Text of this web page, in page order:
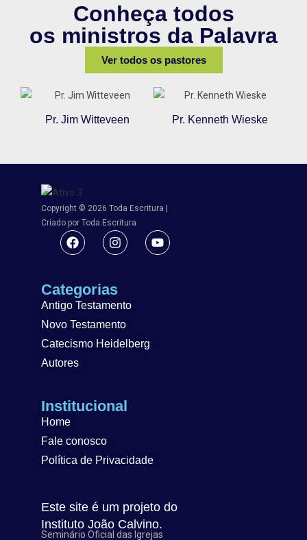
Conheça todos
os ministros da Palavra
Ver todos os pastores
Pr. Jim Witteveen Pr. Kenneth Wieske
Copyright © 2026 Toda Escritura |
Criado por Toda Escritura
Categorias
Antigo Testamento
Novo Testamento
Catecismo Heidelberg
Autores
Institucional
Home
Fale conosco
Política de Privacidade
Este site é um projeto do
Instituto João Calvino.
Seminário Oficial das Igrejas